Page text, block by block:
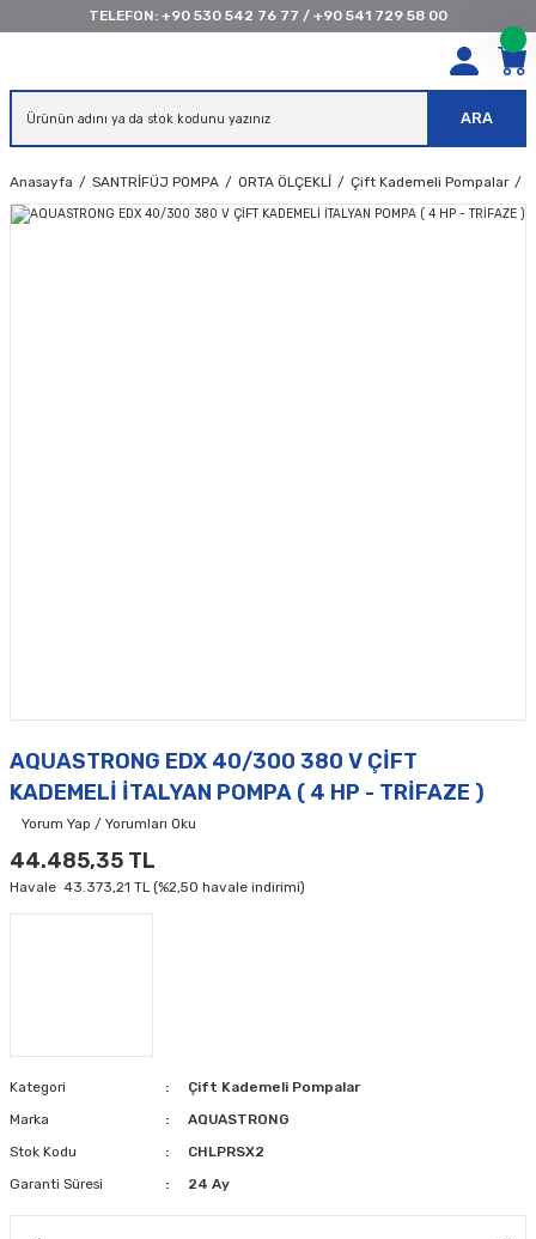
TELEFON: +90 530 542 76 77 / +90 541 729 58 00
ARA
Anasayfa SANTRİFÜJ POMPA ORTA ÖLÇEKLİ Çift Kademeli Pompalar
AQUASTRONG EDX 40/300 380 V ÇİFT
KADEMELİ İTALYAN POMPA ( 4 HP - TRİFAZE )
Yorum Yap / Yorumları Oku
44.485,35 TL
Havale 43.373,21 TL (%2,50 havale indirimi)
Kategori
Çift Kademeli Pompalar
Marka
AQUASTRONG
Stok Kodu
CHLPRSX2
Garanti Süresi
24 Ay